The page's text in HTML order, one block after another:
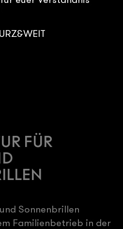
für
Sonnenbrillen
Familienbetrieb in der